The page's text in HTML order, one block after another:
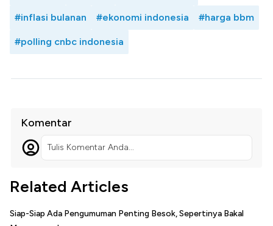
#inflasi bulanan #ekonomi indonesia #harga bbm
#polling cnbc indonesia
Komentar
Tulis Komentar Anda...
Related Articles
Siap-Siap Ada Pengumuman Penting Besok, Sepertinya Bakal